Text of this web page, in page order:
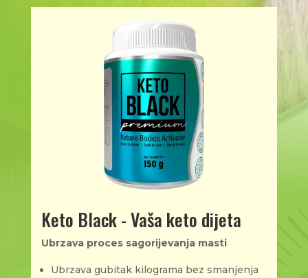
Keto Black - Vaša keto dijeta
Ubrzava proces sagorijevanja masti
Ubrzava gubitak kilograma bez smanjenja